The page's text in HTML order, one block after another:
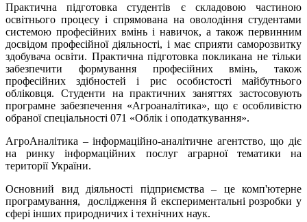
Практична підготовка студентів є складовою частиною
освітнього процесу і спрямована на оволодіння студентами
системою професійних вмінь і навичок, а також первинним
досвідом професійної діяльності, і має сприяти саморозвитку
здобувача освіти. Практична підготовка покликана не тільки
забезпечити формування професійних вмінь, також
професійних здібностей і рис особистості майбутнього
обліковця. Студенти на практичних заняттях застосовують
програмне забезпечення «Агроаналітика», що є особливістю
обраної спеціальності 071 «Облік і оподаткування».
АгроАналітика – інформаційно-аналітичне агентство, що діє
на ринку інформаційних послуг аграрної тематики на
території України.
Основний вид діяльності підприємства – це комп'ютерне
програмування, дослідження й експериментальні розробки у
сфері інших природничих і технічних наук.